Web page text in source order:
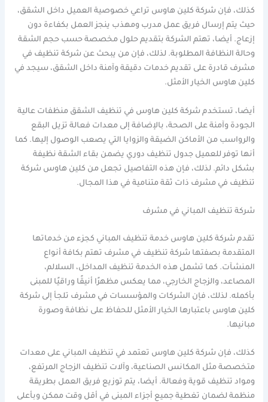
كذلك، فإن شركة كلين هاوس تراعي خصوصية العميل داخل الشقق،
حيث يتم إرسال فريق عمل مدرب ومهذب ينجز العمل بكفاءة دون
إزعاج. أيضا، تهتم الشركة بتقديم حلول مخصصة حسب حجم الشقة
وحالة النظافة المطلوبة. لذلك، فإن من يبحث عن شركة تنظيف في
مشرف قادرة على تقديم خدمات دقيقة وآمنة داخل الشقق، سيجد في
كلين هاوس الخيار الأمثل.
أيضا، تستخدم شركة كلين هاوس في تنظيف الشقق منظفات عالية
الجودة وآمنة على الصحة، بالإضافة إلى معدات فعالة تزيل البقع
والرواسب من الأماكن الضيقة والزوايا التي يصعب الوصول إليها. كما
أنها توفر للعميل جدول تنظيف دوري يضمن بقاء الشقة نظيفة
بشكل دائم. لذلك، فإن هذه التفاصيل تجعل من كلين هاوس شركة
تنظيف في مشرف ذات ثقة متنامية في هذا المجال.
شركة تنظيف المباني في مشرف
تقدم شركة كلين هاوس خدمة تنظيف المباني كجزء من خدماتها
المتقدمة بصفتها شركة تنظيف في مشرف تهتم بكافة أنواع
المنشآت. كما تشمل هذه الخدمة تنظيف المداخل، السلالم،
المصاعد، والزجاج الخارجي، مما يعكس مظهرًا أنيقًا وراقيًا للمبنى
بأكمله. لذلك، فإن الشركات والمؤسسات في مشرف تلجأ إلى شركة
كلين هاوس باعتبارها الخيار الأمثل للحفاظ على نظافة وصورة
مبانيها.
كذلك، فإن شركة كلين هاوس تعتمد في تنظيف المباني على معدات
متخصصة مثل المكانس الصناعية، وآلات تنظيف الزجاج المرتفع،
ومواد تنظيف قوية وفعالة. أيضا، يتم توزيع فريق العمل بطريقة
منظمة لضمان تغطية جميع أجزاء المبنى في أقل وقت ممكن وبأعلى